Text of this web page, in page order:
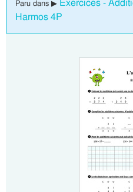
Paru dans ▶ Exercices -
Harmos 4P